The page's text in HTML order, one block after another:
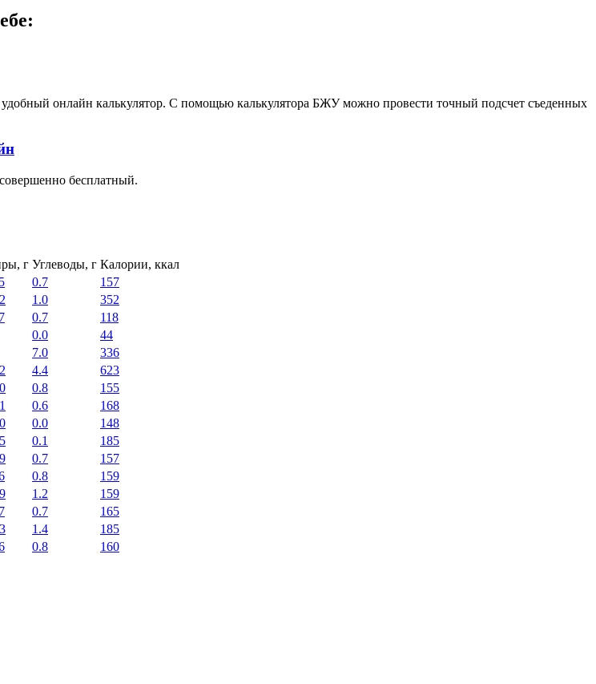
онлайн калькулятор. С помощью калькулятора БЖУ можно провести точный подсчет съеденных
бесплатный.
г Углеводы, г Калории, ккал
0.7
157
1.0
352
0.7
118
0.0
44
7.0
336
4.4
623
0.8
155
0.6
168
0.0
148
0.1
185
0.7
157
0.8
159
1.2
159
0.7
165
1.4
185
0.8 160